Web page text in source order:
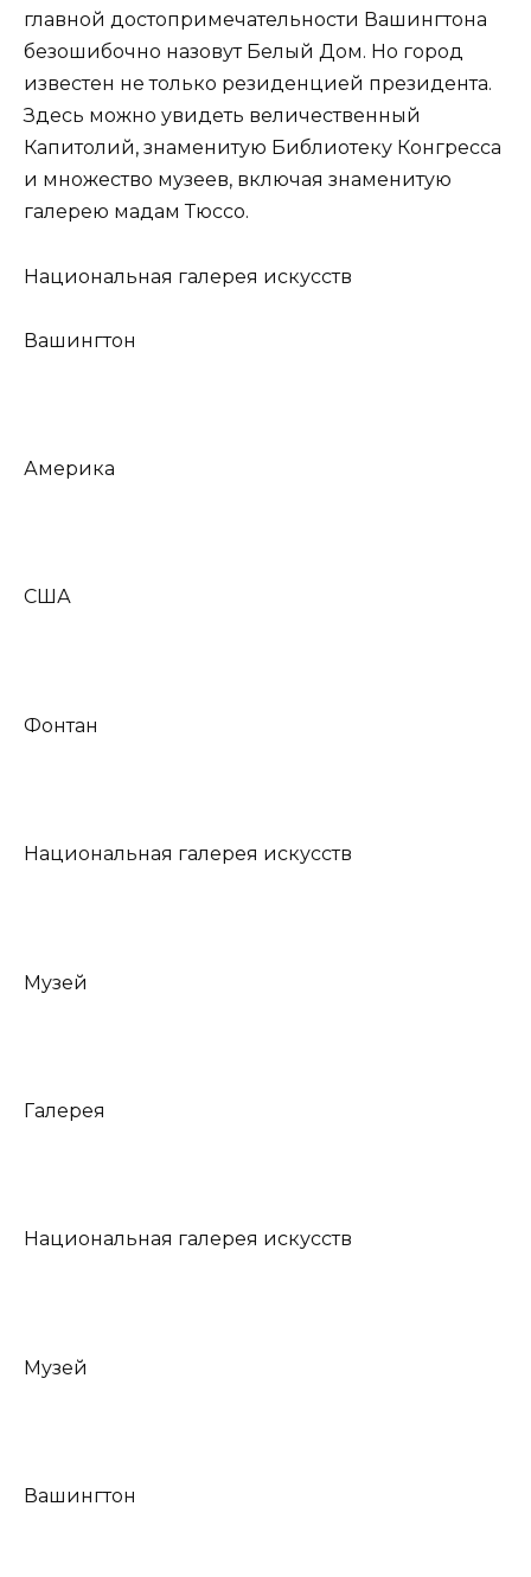
главной достопримечательности Вашингтона
безошибочно назовут Белый Дом. Но город
известен не только резиденцией президента.
Здесь можно увидеть величественный
Капитолий, знаменитую Библиотеку Конгресса
и множество музеев, включая знаменитую
галерею мадам Тюссо.
Национальная галерея искусств
Вашингтон
Америка
США
Фонтан
Национальная галерея искусств
Музей
Галерея
Национальная галерея искусств
Музей
Вашингтон